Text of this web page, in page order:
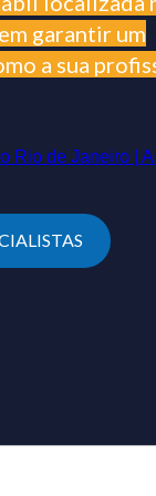
garantir um
a sua